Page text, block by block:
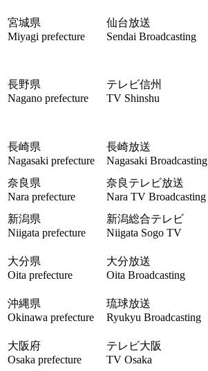
宮城県
Miyagi prefecture
仙台放送
Sendai Broadcasting
長野県
Nagano prefecture
テレビ信州
TV Shinshu
長崎県
Nagasaki prefecture
長崎放送
Nagasaki Broadcasting
奈良県
Nara prefecture
奈良テレビ放送
Nara TV Broadcasting
新潟県
Niigata prefecture
新潟総合テレビ
Niigata Sogo TV
大分県
Oita prefecture
大分放送
Oita Broadcasting
沖縄県
Okinawa prefecture
琉球放送
Ryukyu Broadcasting
大阪府
Osaka prefecture
テレビ大阪
TV Osaka